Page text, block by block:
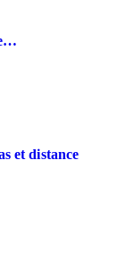
et distance